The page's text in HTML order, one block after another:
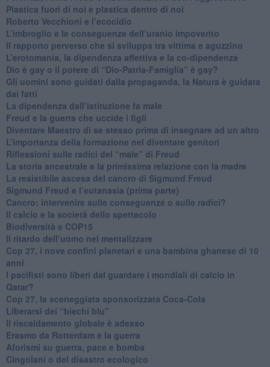
Plastica fuori di noi e plastica dentro di noi
​Roberto Vecchioni e l’ecocidio
​L’imbroglio e le conseguenze dell’uranio impoverito
​Il rapporto perverso che si sviluppa tra vittima e aguzzino
L’erotomania, la dipendenza affettiva e la co-dipendenza
​Dio è gay o il potere di “Dio-Patria-Famiglia” è gay?
​Gli uomini sono guidati dalla propaganda, la Natura è guidata
dai fatti
La dipendenza dall’istituzione fa male
​Freud e la guerra che uccide i figli
​Diventare Maestro di se stesso prima di insegnare ad un altro
L’importanza della formazione nel diventare genitori
Riflessioni sulle radici del “male” di Freud
​La storia ancestrale e la primissima relazione con la madre
​La resistibile ascesa del cancro di Sigmund Freud
Sigmund Freud e l’eutanasia (prima parte)
Cancro: intervenire sulle conseguenze o sulle radici?
​Il calcio e la società dello spettacolo
Biodiversità e COP15
​Il ritardo dell’uomo nel mentalizzare
​Cop 27, i nove confini planetari e una bambina ghanese di 10
anni
​I pacifisti sono liberi dal guardare i mondiali di calcio in
Qatar?
​Cop 27, la sceneggiata sponsorizzata Coca-Cola
​Liberarsi dei “biechi blu”
Il riscaldamento globale è adesso
​Erasmo da Rotterdam e la guerra
​Aforismi su guerra, pace e bomba
Cingolani o del disastro ecologico